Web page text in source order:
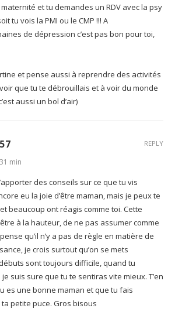
et tu demandes un RDV avec la psy
tu vois la PMI ou le CMP !!! A
de dépression c’est pas bon pour toi,
et pense aussi à reprendre des activités
que tu te débrouillais et à voir du monde
aussi un bol d’air)
min
des conseils sur ce que tu vis
eu la joie d’être maman, mais je peux te
beaucoup ont réagis comme toi. Cette
à la hauteur, de ne pas assumer comme
qu’il n’y a pas de règle en matière de
je crois surtout qu’on se mets
sont toujours difficile, quand tu
suis sure que tu te sentiras vite mieux. T’en
es une bonne maman et que tu fais
petite puce. Gros bisous
REPLY